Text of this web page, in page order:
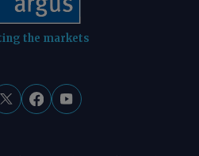
the markets